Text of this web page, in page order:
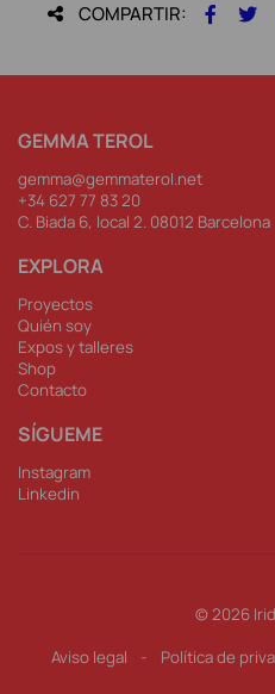
COMPARTIR:
GEMMA TEROL
gemma@gemmaterol.net
+34 627 77 83 20
C. Biada 6, local 2. 08012 Barcelona
EXPLORA
Proyectos
Quién soy
Expos y talleres
Shop
Contacto
SÍGUEME
Instagram
Linkedin
© 2026
Aviso legal
- Política de